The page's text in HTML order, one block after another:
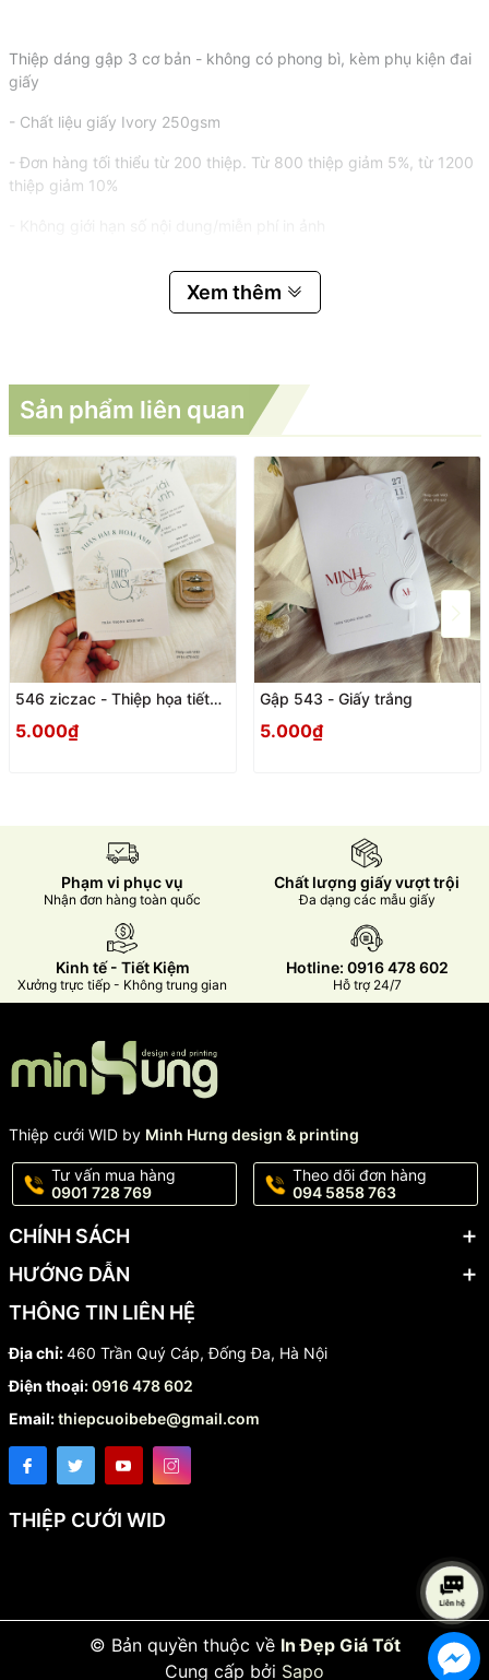
Thiệp dáng gập 3 cơ bản - không có phong bì, kèm phụ kiện đai
giấy
- Chất liệu giấy Ivory 250gsm
- Đơn hàng tối thiểu từ 200 thiệp. Từ 800 thiệp giảm 5%, từ 1200
thiệp giảm 10%
Xem thêm
Sản phẩm liên quan
546 ziczac - Thiệp họa tiết
5.000₫
Gập 543 - Giấy trắng
5.000₫
Phạm vi phục vụ
Nhận đơn hàng toàn quốc
Chất lượng giấy vượt trội
Đa dạng các mẫu giấy
Kinh tế - Tiết Kiệm
Xưởng trực tiếp - Không trung gian
Hotline: 0916 478 602
Hỗ trợ 24/7
Thiệp cưới WID by Minh Hưng design & printing
Tư vấn mua hàng
0901 728 769
Theo dõi đơn hàng
094 5858 763
CHÍNH SÁCH
HƯỚNG DẪN
THÔNG TIN LIÊN HỆ
Địa chỉ:460 Trần Quý Cáp, Đống Đa, Hà Nội
Điện thoại:0916 478 602
Email:thiepcuoibebe@gmail.com
THIỆP CƯỚI WID
© Bản quyền thuộc về In Đẹp Giá Tốt
Cung cấp bởi Sapo